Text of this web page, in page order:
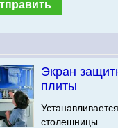
Экран
плиты
столешницы